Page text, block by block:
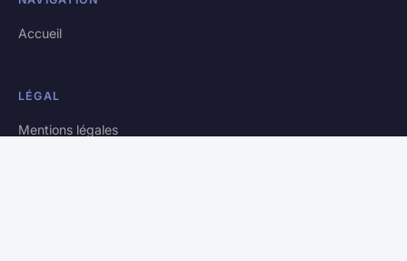
Accueil
LÉGAL
Mentions légales